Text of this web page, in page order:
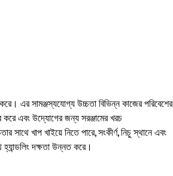
এর সামঞ্জস্যযোগ্য উচ্চতা বিভিন্ন কাজের পরিবেশের
করে এবং উদ্যোগের জন্য সরঞ্জামের খরচ
সাথে খাপ খাইয়ে নিতে পারে, সংকীর্ণ, নিচু স্থানে এবং
দক্ষতা উন্নত করে।